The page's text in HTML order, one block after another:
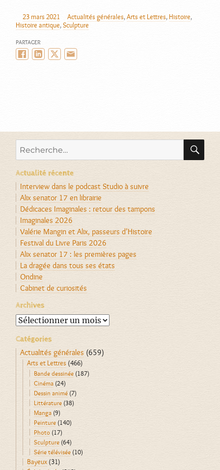
AUTEUR
PUBLIÉ
LE
23 mars 2021 CATÉGORIES
Actualités générales,Arts et Lettres, Histoire,
Histoire antique,Sculpture
PARTAGER
FacebookLinkedInTwitter/X
pour :
Actualité récente
Interview dans le podcast Studio à suivre
Alix senator 17 en librairie
Dédicaces Imaginales : retour des tampons
Imaginales 2026
Valérie Mangin et Alix, passeurs d’Histoire
Festival du Livre Paris 2026
Alix senator 17 : les premières pages
La dragée dans tous ses états
Ondine
Cabinet de curiosités
Archives
Archives
Catégories
Actualités générales (659)
Arts et Lettres (466)
Bande dessinée (187)
Cinéma (24)
Dessin animé (7)
Littérature (38)
Manga (9)
Peinture (140)
Photo (17)
Sculpture (64)
Série télévisée (10)
Bayeux (31)